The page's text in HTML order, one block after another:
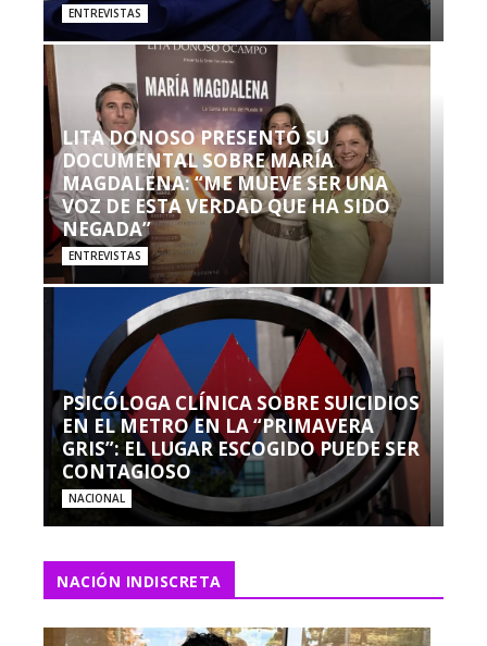
ENTREVISTAS
LITA DONOSO PRESENTÓ SU
DOCUMENTAL SOBRE MARÍA
MAGDALENA: “ME MUEVE SER UNA
VOZ DE ESTA VERDAD QUE HA SIDO
NEGADA”
ENTREVISTAS
PSICÓLOGA CLÍNICA SOBRE SUICIDIOS
EN EL METRO EN LA “PRIMAVERA
GRIS”: EL LUGAR ESCOGIDO PUEDE SER
CONTAGIOSO
NACIONAL
NACIÓN INDISCRETA